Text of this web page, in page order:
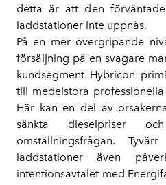
detta är att den
laddstationer inte uppnås.
På en mer övergripande
försäljning på en svagare
kundsegment Hybricon
till medelstora
Här kan en del av
sänkta dieselpriser
omställningsfrågan.
laddstationer även
intentionsavtalet med